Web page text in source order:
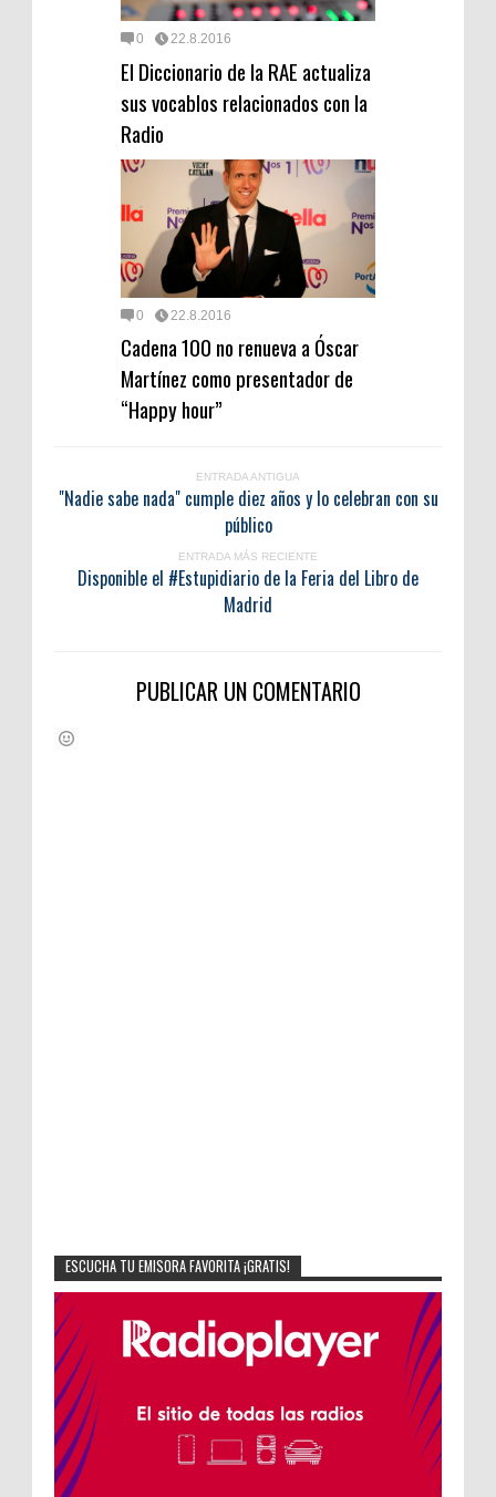
0 22.8.2016
El Diccionario de la RAE actualiza
sus vocablos relacionados con la
Radio
0 22.8.2016
Cadena 100 no renueva a Óscar
Martínez como presentador de
“Happy hour”
ENTRADA ANTIGUA
"Nadie sabe nada" cumple diez años y lo celebran con su
público
ENTRADA MÁS RECIENTE
Disponible el #Estupidiario de la Feria del Libro de
Madrid
PUBLICAR UN COMENTARIO
ESCUCHA TU EMISORA FAVORITA ¡GRATIS!